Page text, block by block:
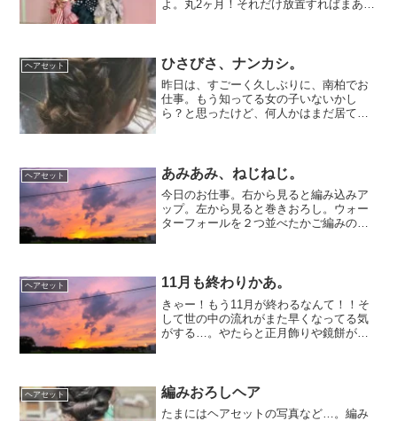
よ。丸2ヶ月！それだけ放置すればまあい
毎日暑いね。8月だ...
ヘアセット ひさびさ、ナンカシ。
昨日は、すごーく久しぶりに、南柏でお
仕事。もう知ってる女の子いないかし
ら？と思ったけど、何人かはまだ居てく
しあわせなことだとおもう。...
ヘアセット あみあみ、ねじねじ。
今日のお仕事。右から見ると編み込みア
ップ。左から見ると巻きおろし。ウォー
ターフォールを２つ並べたかご編みのよ
じりのハーフアップ。トッ...
ヘアセット 11月も終わりかあ。
きゃー！もう11月が終わるなんて！！そ
して世の中の流れがまた早くなってる気
がする…。やたらと正月飾りや鏡餅が売
セットをつくりつづけて...
ヘアセット 編みおろしヘア
たまにはヘアセットの写真など…。編み